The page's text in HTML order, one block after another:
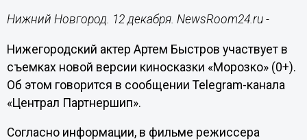
Нижний Новгород. 12 декабря. NewsRoom24.ru -
Нижегородский актер Артем Быстров участвует в
съемках новой версии киносказки «Морозко» (0+).
Об этом говорится в сообщении Telegram-канала
«Централ Партнершип».
Согласно информации, в фильме режиссера